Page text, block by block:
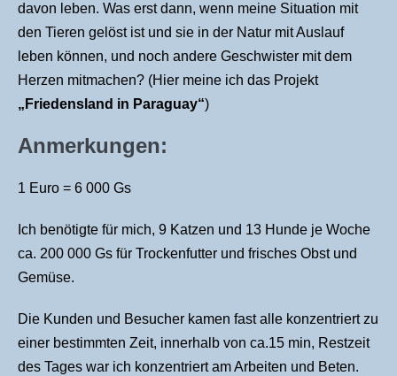
davon leben. Was erst dann, wenn meine Situation mit
den Tieren gelöst ist und sie in der Natur mit Auslauf
leben können, und noch andere Geschwister mit dem
Herzen mitmachen? (Hier meine ich das Projekt
„ Friedensland in Paraguay“)
Anmerkungen:
1 Euro = 6 000 Gs
Ich benötigte für mich, 9 Katzen und 13 Hunde je Woche
ca. 200 000 Gs für Trockenfutter und frisches Obst und
Gemüse.
Die Kunden und Besucher kamen fast alle konzentriert zu
einer bestimmten Zeit, innerhalb von ca.15 min, Restzeit
des Tages war ich konzentriert am Arbeiten und Beten.